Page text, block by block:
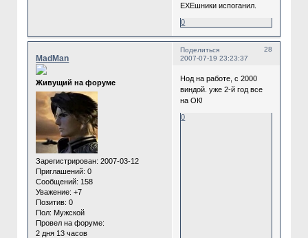
ЕХЕшники испоганил.
0
Поделиться
28
2007-07-19 23:23:37
MadMan
Живущий на форуме
Зарегистрирован: 2007-03-12
Приглашений: 0
Сообщений: 158
Уважение: +7
Позитив: 0
Пол: Мужской
Провел на форуме:
2 дня 13 часов
Нод на работе, с 2000
виндой. уже 2-й год все
на ОК!
0